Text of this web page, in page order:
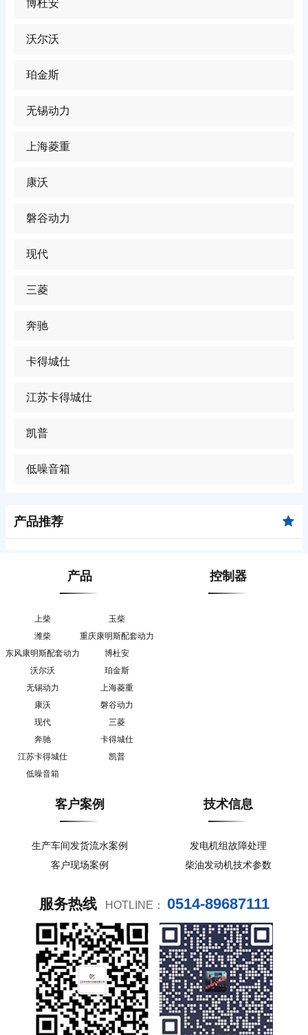
博杜安
沃尔沃
珀金斯
无锡动力
上海菱重
康沃
磐谷动力
现代
三菱
奔驰
卡得城仕
江苏卡得城仕
凯普
低噪音箱
产品推荐
产品
上柴
玉柴
潍柴
重庆康明斯配套动力
东风康明斯配套动力
博杜安
沃尔沃
珀金斯
无锡动力
上海菱重
康沃
磐谷动力
现代
三菱
奔驰
卡得城仕
江苏卡得城仕
凯普
低噪音箱
控制器
客户案例
生产车间发货流水案例
客户现场案例
技术信息
发电机组故障处理
柴油发动机技术参数
服务热线 HOTLINE： 0514-89687111